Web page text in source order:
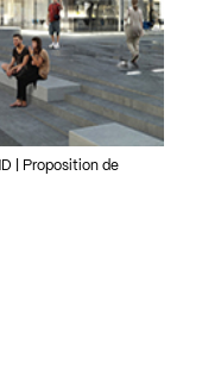
| Proposition de